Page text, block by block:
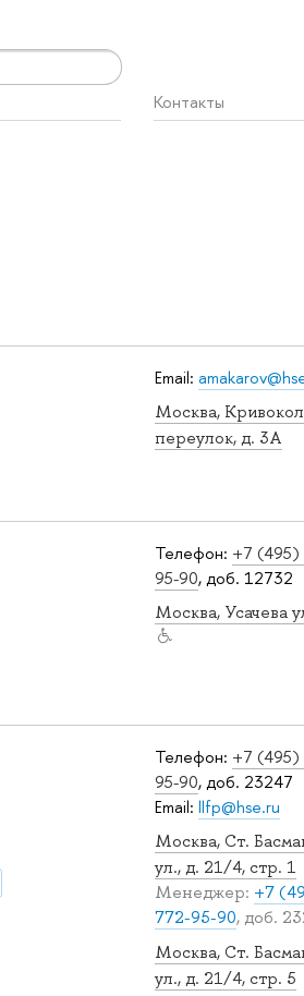
Контакты
Email:
Москва,
переулок, д. 3А
Телефон: +7 (495)
95-90, доб. 12732
Москва, Усачева
Телефон: +7 (495)
95-90, доб. 23247
Email: llfp@hse.ru
Москва, Ст.
ул., д. 21/4, стр. 1
Менеджер: +7
772-95-90, доб.
Москва, Ст.
ул., д. 21/4, стр. 5